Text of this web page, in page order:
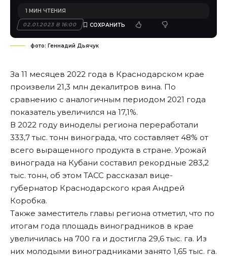
02.01.2023 В 16:00
1 МИН ЧТЕНИЯ
фото: Геннадий Дьячук
За 11 месяцев 2022 года в Краснодарском крае
произвели 21,3 млн декалитров вина. По
сравнению с аналогичным периодом 2021 года
показатель увеличился на 17,1%.
В 2022 году виноделы региона переработали
333,7 тыс. тонн винограда, что составляет 48% от
всего выращенного продукта в стране. Урожай
винограда на Кубани составил рекордные 283,2
тыс. тонн, об этом ТАСС рассказал вице-
губернатор Краснодарского края Андрей
Коробка.
Также заместитель главы региона отметил, что по
итогам года площадь виноградников в крае
увеличилась на 700 га и достигла 29,6 тыс. га. Из
них молодыми виноградниками занято 1,65 тыс. га.